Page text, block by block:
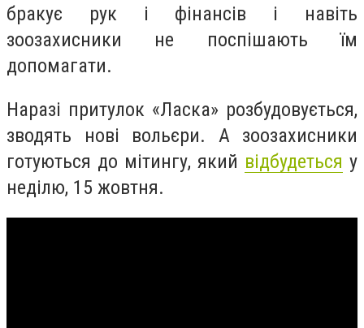
бракує рук і фінансів і навіть
зоозахисники не поспішають їм
допомагати.
Наразі притулок «Ласка» розбудовується,
зводять нові вольєри. А зоозахисники
готуються до мітингу, який відбудеться у
неділю, 15 жовтня.